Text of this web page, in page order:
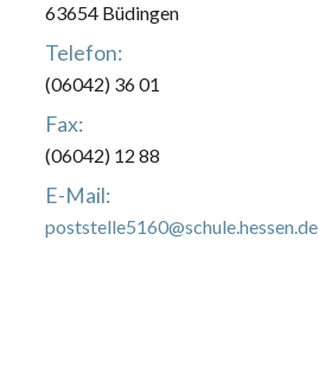
63654 Büdingen
Telefon:
(06042) 36 01
Fax:
(06042) 12 88
E-Mail:
poststelle5160@schule.hessen.de